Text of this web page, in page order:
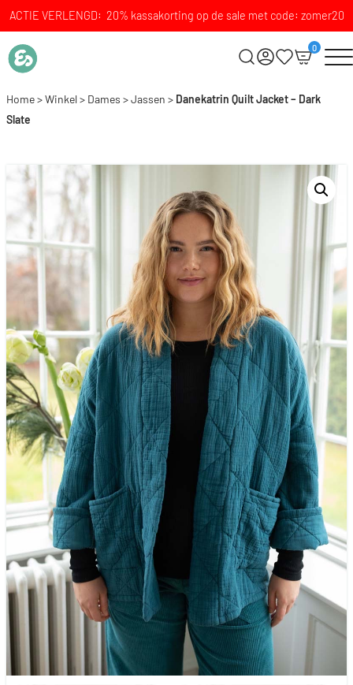
ACTIE VERLENGD: 20% kassakorting op de sale met code: zomer20
0
Home>Winkel> Dames >Jassen > Danekatrin Quilt Jacket – Dark
Slate